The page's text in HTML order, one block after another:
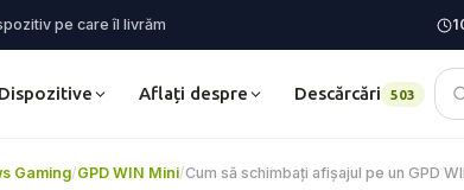
pe care îl livrăm
Dispozitive Aflați despre Descărcări 503
Gaming/GPD WIN Mini/Cum să schimbați afișajul pe un GPD